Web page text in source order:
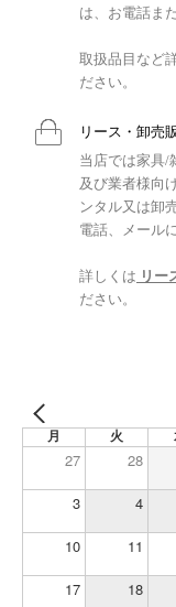
は、お電話ま
取扱品目など
ださい。
リース・卸売
当店では家具/
及び業者様向
ンタル又は卸
電話、メール
詳しくは リー
ださい。
月 火
27 28
3 4
10 11
17 18